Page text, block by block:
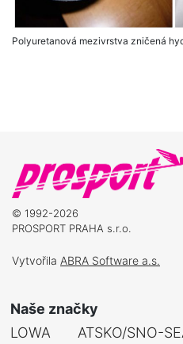
Polyuretanová mezivrstva zničená
© 1992-2026
PROSPORT PRAHA s.r.o.
Vytvořila ABRA Software a.s.
Naše značky
LOWA
ATSKO/SNO-